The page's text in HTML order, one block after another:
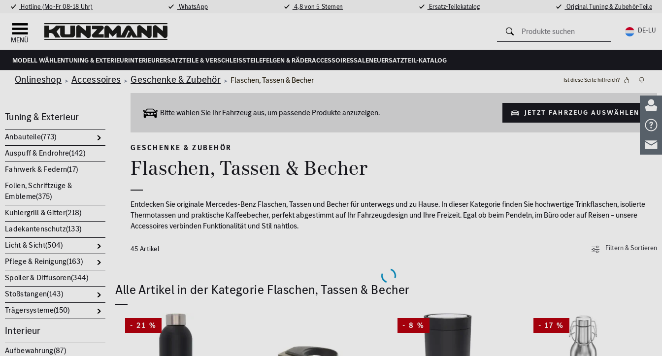
Hotline (Mo-Fr 08-18 Uhr) WhatsApp 4,8 von 5 Sternen Ersatz-Teilekatalog Original Tuning & Zubehör-Teile
MENÜ
DE-LU
Modell wählenTuning & ExterieurInterieurErsatzteile & VerschleißteileFelgen & RäderAccessoiresSaleNeuErsatzteil-Katalog
Onlineshop Accessoires Geschenke & Zubehör Flaschen, Tassen & Becher Ist diese Seite hilfreich?
Tuning & Exterieur
Anbauteile(773)
Auspuff & Endrohre(142)
Fahrwerk & Federn(17)
Folien, Schriftzüge &
Embleme(375)
Kühlergrill & Gitter(218)
Ladekantenschutz(133)
Licht & Sicht(504)
Pflege & Reinigung(163)
Spoiler & Diffusoren(344)
Stoßstangen(143)
Trägersysteme(150)
Interieur
Aufbewahrung(87)
Bitte wählen Sie Ihr Fahrzeug aus, um passende Produkte anzuzeigen. Jetzt Fahrzeug auswählen
GESCHENKE & ZUBEHÖR
Flaschen, Tassen & Becher
45 Artikel Filtern & Sortieren
Entdecken Sie originale Mercedes-Benz Flaschen, Tassen und Becher für unterwegs und zu Hause. In dieser Kategorie finden Sie hochwertige Trinkflaschen, isolierte
Thermotassen und praktische Kaffeebecher, perfekt abgestimmt auf Ihr Fahrzeugdesign und Ihre Freizeit. Egal ob beim Pendeln, im Büro oder auf Reisen – unsere
Accessoires verbinden Funktionalität und Stil nahtlos.
Alle Artikel in der Kategorie Flaschen, Tassen & Becher
- 21 % - 8 % - 17 %